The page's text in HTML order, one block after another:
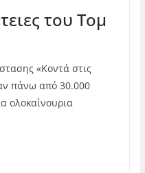
του Τομ
«Κοντά στις
πάνω από 30.000
ολοκαίνουρια